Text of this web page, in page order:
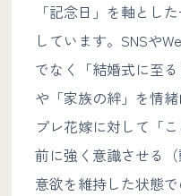
「記念日」を軸とし
しています。SNSや
でなく「結婚式に至
や「家族の絆」を情
プレ花嫁に対して「
前に強く意識させる
意欲を維持した状態